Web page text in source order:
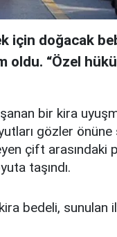
için doğacak
“Özel
bir kira
gözler
çift arasındaki
taşındı.
bedeli, sunulan